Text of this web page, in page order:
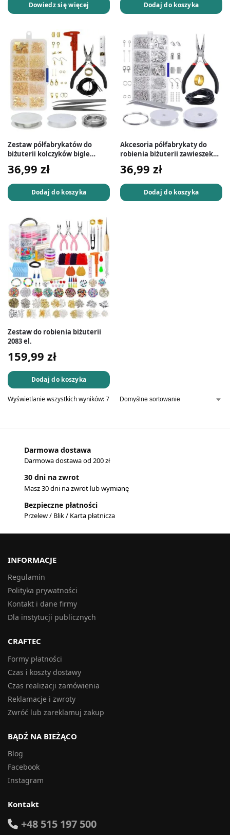
Dowiedz się więcej Dodaj do koszyka
Zestaw półfabrykatów do
biżuterii kolczyków bigle
ogniwka 880 el. złote
36,99 zł
Dodaj do koszyka
Akcesoria półfabrykaty do
robienia biżuterii zawieszek
880 el. srebrne
36,99 zł
Dodaj do koszyka
Zestaw do robienia biżuterii
2083 el.
159,99 zł
Dodaj do koszyka
Wyświetlanie wszystkich wyników: 7
Darmowa dostawa
Darmowa dostawa od 200 zł
30 dni na zwrot
Masz 30 dni na zwrot lub wymianę
Bezpieczne płatności
Przelew / Blik / Karta płatnicza
INFORMACJE
Regulamin
Polityka prywatności
Kontakt i dane firmy
Dla instytucji publicznych
CRAFTEC
Formy płatności
Czas i koszty dostawy
Czas realizacji zamówienia
Reklamacje i zwroty
Zwróć lub zareklamuj zakup
BĄDŹ NA BIEŻĄCO
Blog
Facebook
Instagram
Kontakt
+48 515 197 500